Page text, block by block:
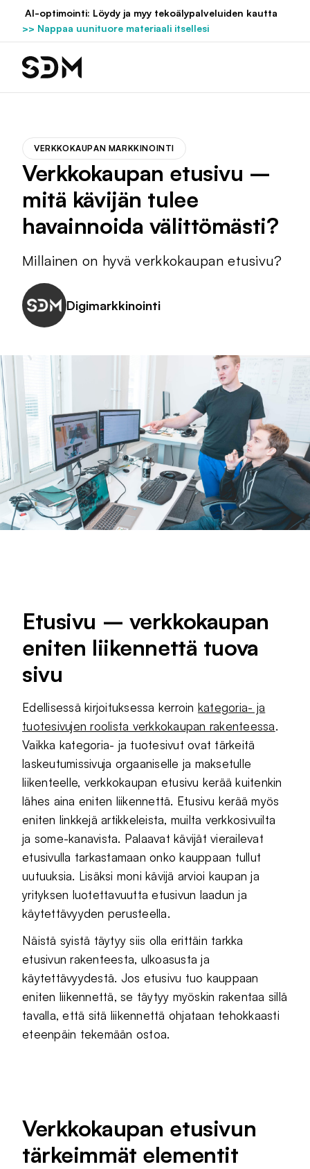
Hyppää
sisältöön
AI-optimointi: Löydy ja myy tekoälypalveluiden kautta
>> Nappaa uunituore materiaali itsellesi
VERKKOKAUPAN MARKKINOINTI
Verkkokaupan etusivu –
mitä kävijän tulee
havainnoida välittömästi?
Millainen on hyvä verkkokaupan etusivu?
Digimarkkinointi
Etusivu – verkkokaupan
eniten liikennettä tuova
sivu
Edellisessä kirjoituksessa kerroin kategoria- ja
tuotesivujen roolista verkkokaupan rakenteessa.
Vaikka kategoria- ja tuotesivut ovat tärkeitä
laskeutumissivuja orgaaniselle ja maksetulle
liikenteelle, verkkokaupan etusivu kerää kuitenkin
lähes aina eniten liikennettä. Etusivu kerää myös
eniten linkkejä artikkeleista, muilta verkkosivuilta
ja some-kanavista. Palaavat kävijät vierailevat
etusivulla tarkastamaan onko kauppaan tullut
uutuuksia. Lisäksi moni kävijä arvioi kaupan ja
yrityksen luotettavuutta etusivun laadun ja
käytettävyyden perusteella.
Näistä syistä täytyy siis olla erittäin tarkka
etusivun rakenteesta, ulkoasusta ja
käytettävyydestä. Jos etusivu tuo kauppaan
eniten liikennettä, se täytyy myöskin rakentaa sillä
tavalla, että sitä liikennettä ohjataan tehokkaasti
eteenpäin tekemään ostoa.
Verkkokaupan etusivun
tärkeimmät elementit